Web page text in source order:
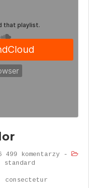
499 komentarzy -
standard
consectetur